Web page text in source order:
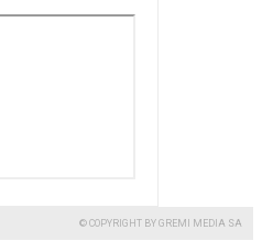
© COPYRIGHT BY GREMI MEDIA SA